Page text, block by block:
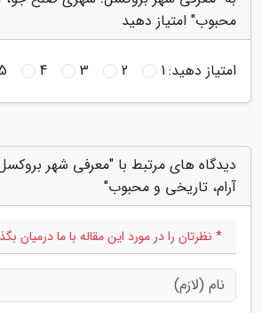
محبوب" امتیاز دهید
امتیاز دهید:1
2
3
4
دیدگاه های مرتبط با "معرفی شهر
آرام، تاریخی و محبوب"
* نظرتان را در مورد این مقاله با ما درمیان